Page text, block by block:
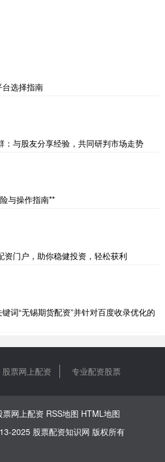
选择指南
：与股友分享经验，共同研判市场走势
与操作指南**
资门户，助你稳健投资，轻松获利
词“无锡期货配资”并针对百度收录优化的
股票网上配资 专业配资股票
票网上配资 RSS地图 HTML地图
2025 股票配资知识网 版权所有